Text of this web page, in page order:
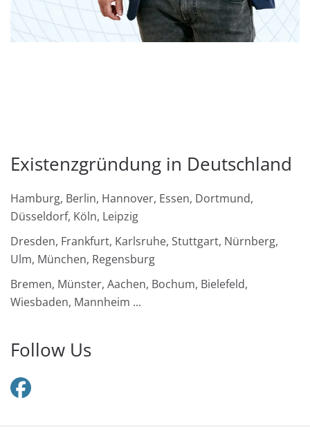
Existenzgründung in Deutschland
Hamburg, Berlin, Hannover, Essen, Dortmund,
Düsseldorf, Köln, Leipzig
Dresden, Frankfurt, Karlsruhe, Stuttgart, Nürnberg,
Ulm, München, Regensburg
Bremen, Münster, Aachen, Bochum, Bielefeld,
Wiesbaden, Mannheim ...
Follow Us